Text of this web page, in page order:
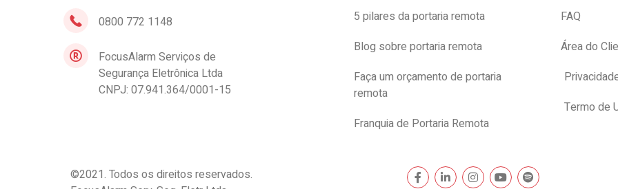
0800 772 1148
FocusAlarm Serviços de
Segurança Eletrônica Ltda
CNPJ: 07.941.364/0001-15
5 pilares da portaria remota
Blog sobre portaria remota
Faça um orçamento de portaria
remota
Franquia de Portaria Remota
FAQ
Área do
Termo de
©2021. Todos os direitos reservados.